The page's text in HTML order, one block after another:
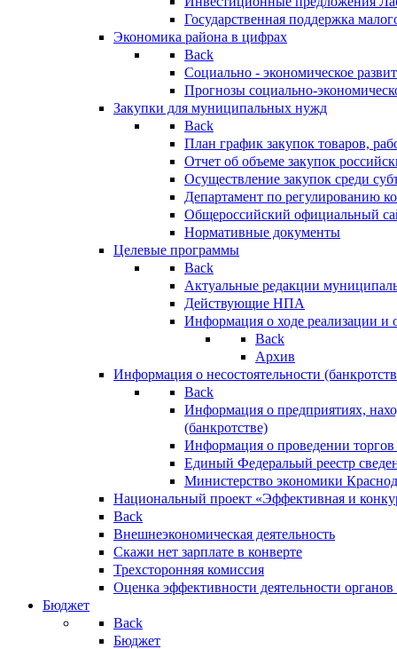
Государственная поддержка
Экономика района в цифрах
Back
Социально - экономическое
Прогнозы социально-
Закупки для муниципальных нужд
Back
План график закупок товаров,
Отчет об объеме закупок
Осуществление закупок среди
Департамент по регулированию
Общероссийский официальный
Нормативные документы
Целевые программы
Back
Актуальные редакции
Действующие НПА
Информация о ходе реализации
Back
Архив
Информация о несостоятельности
Back
Информация о предприятиях,
(банкротстве)
Информация о проведении
Единый Федеральый реестр
Министерство экономики
Национальный проект «Эффективная и
Back
Внешнеэкономическая деятельность
Скажи нет зарплате в конверте
Трехсторонняя комиссия
Оценка эффективности деятельности
Бюджет
Back
Бюджет